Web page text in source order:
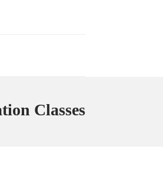
Classes